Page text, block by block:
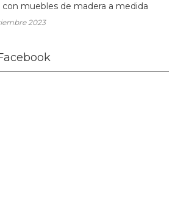
con muebles de madera a medida
2023